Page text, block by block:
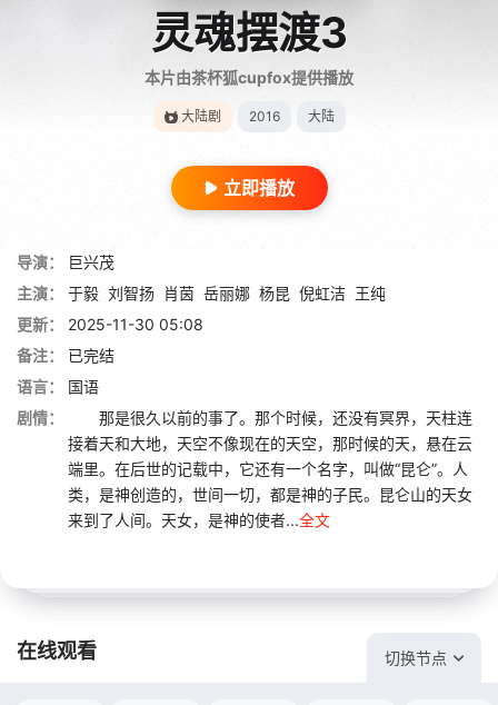
灵魂摆渡3
本片由茶杯狐cupfox提供播放
大陆剧 2016 大陆
立即播放
导演：
巨兴茂
主演：
于毅 刘智扬 肖茵 岳丽娜 杨昆 倪虹洁 王纯
更新：
2025-11-30 05:08
备注：
已完结
语言：
国语
剧情：
那是很久以前的事了。那个时候，还没有冥界，天柱连
接着天和大地，天空不像现在的天空，那时候的天，悬在云
端里。在后世的记载中，它还有一个名字，叫做“昆仑”。人
类，是神创造的，世间一切，都是神的子民。昆仑山的天女
来到了人间。天女，是神的使者...全文
在线观看 切换节点